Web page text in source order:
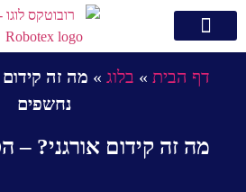
דף הבית » בלוג » מה זה קידום
נחשפים
מה זה קידום אורגני? –